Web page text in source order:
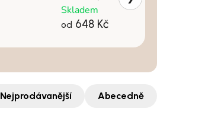
Skladem
od 648 Kč
Nejprodávanější Abecedně